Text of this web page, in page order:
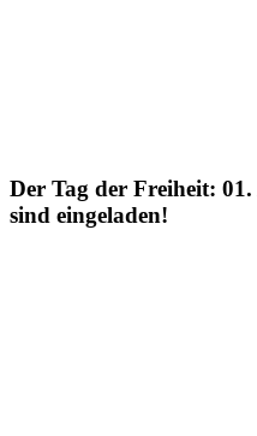
Der Tag der Freiheit:
sind eingeladen!